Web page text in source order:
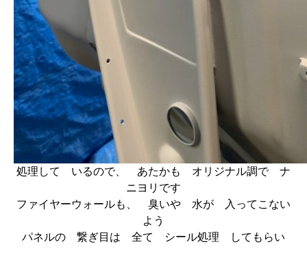
処理して いるので、 あたかも オリジナル調で ナ
ニヨリです
ファイヤーウォールも、 臭いや 水が 入ってこない
よう
パネルの 繋ぎ目は 全て シール処理 してもらい